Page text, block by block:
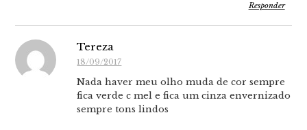
Responder
Tereza
18/09/2017
Nada haver meu olho muda de cor sempre
fica verde c mel e fica um cinza envernizado
sempre tons lindos